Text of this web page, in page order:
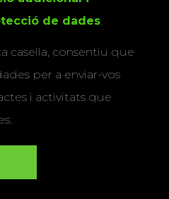
de dades.
casella, consentiu que
per a enviar-vos
i activitats que